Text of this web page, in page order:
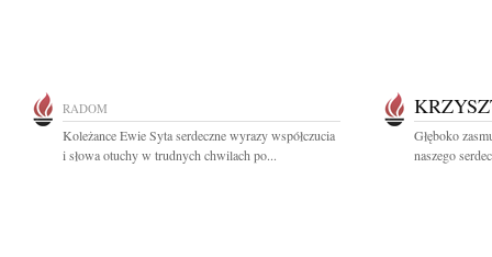
RADOM
Koleżance Ewie Syta serdeczne wyrazy współczucia
i słowa otuchy w trudnych chwilach po...
Głęboko
naszego